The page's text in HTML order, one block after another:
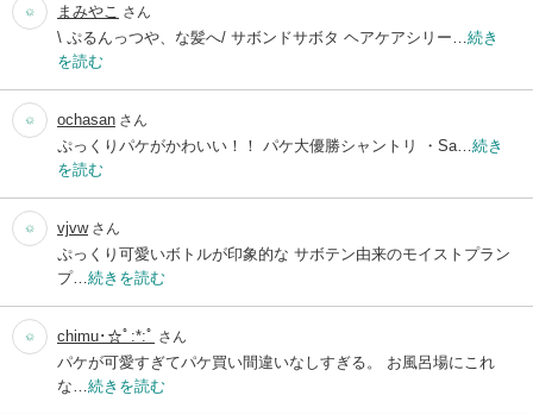
まみやこ さん
\ ぷるんっつや、な髪へ/ サボンドサボタ ヘアケアシリー… 続き
を読む
ochasan さん
ぷっくりパケがかわいい！！ パケ大優勝シャントリ ・Sa… 続き
を読む
vjvwさん
ぷっくり可愛いボトルが印象的な サボテン由来のモイストプラン
プ… 続きを読む
chimu･☆ﾟ:*:ﾟ さん
パケが可愛すぎてパケ買い間違いなしすぎる。 お風呂場にこれ
な… 続きを読む